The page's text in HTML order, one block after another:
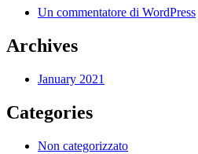
Un commentatore di WordPress
Archives
January 2021
Categories
Non categorizzato